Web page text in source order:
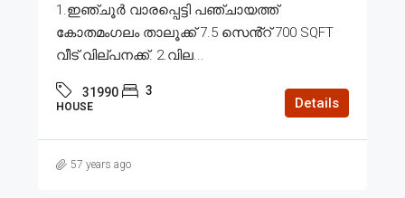
1.ഇഞ്ചൂർ വാരപ്പെട്ടി പഞ്ചായത്ത്
കോതമംഗലം താലൂക്ക് 7.5 സെൻ്റ് 700 SQFT
വീട് വില്പനക്ക്. 2.വില...
31990 3
HOUSE Details
57 years ago